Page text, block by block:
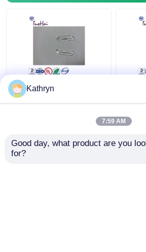
NF200 de Delen van de
KoningsTeller ATM van
Kathryn
7:59 AM
Good day, what product are you
for?